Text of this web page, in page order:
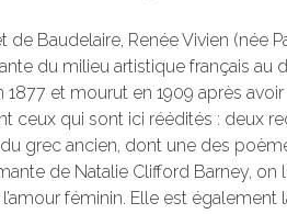
Baudelaire, Renée Vivien (née
du milieu artistique français au
et mourut en 1909 après avoir
ceux qui sont ici réédités : deux
grec ancien, dont une des
de Natalie Clifford Barney, on
féminin. Elle est également